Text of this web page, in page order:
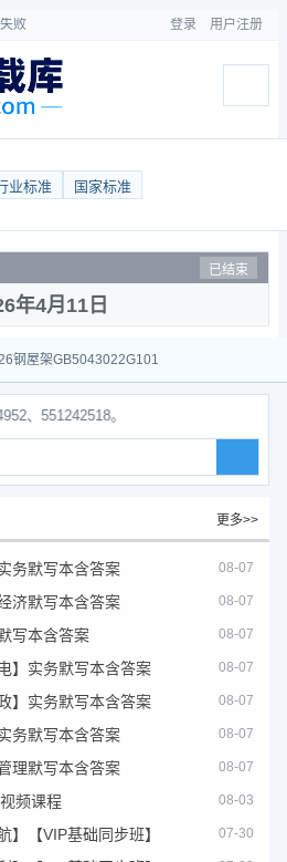
败 登录 用户注册
业标准 国家标准
已结束
年4月11日
钢屋架GB5043022G101
。
更多>>
务默写本含答案 08-07
济默写本含答案 08-07
写本含答案 08-07
】实务默写本含答案 08-07
】实务默写本含答案 08-07
务默写本含答案 08-07
理默写本含答案 08-07
频课程 08-03
】【VIP基础同步班】 07-30